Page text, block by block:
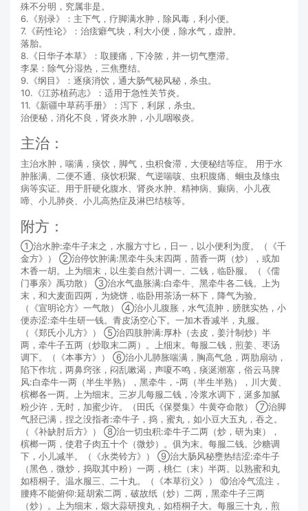
殊不分明，究属非是。
6.《别录》：主下气，疗脚满水肿，除风毒，利小便。
7.《药性论》：治痃癖气块，利大小便，除水气，虚肿。
落胎。
8.《日华子本草》：取腰痛，下冷脓，并一切气壅滞。
李杲：除气分湿热，三焦壅结。
9.《纲目》：逐痰消饮，通大肠气秘风秘，杀虫。
10.《江苏植药志》：适用于急性关节炎。
11.《新疆中草药手册》：泻下，利尿，杀虫。
治便秘，消化不良，肾炎水肿，小儿咽喉炎。
主治：
主治水肿，喘满，痰饮，脚气，虫积食滞，大便秘结等症。 用于水
肿胀满、二便不通、痰饮积聚、气逆喘咳、虫积腹痛、蛔虫及绦虫
病等实证。用于肝硬化腹水、肾炎水肿、精神病、癫病、小儿夜
啼、小儿肺炎、小儿高热症及淋巴结核等。
附方：
①治水肿:牵牛子末之，水服方寸匕，日一，以小便利为度。（《千
金方》） ②治停饮肿满:黑牵牛头末四两，茴香一两（炒），或加
木香一胡。上为细末，以生姜自然汁调一、二钱，临卧服。（《儒
门事亲》禹功散） ③治水气蛊胀满:白牵牛、黑牵牛各二钱。上为
末，和大麦面四两，为烧饼，临卧用茶汤一杯下，降气为验。
（《宣明论方》一气散） ④治小儿腹胀，水气流肿，膀胱实热，小
便赤涩:牵牛生研一钱。青皮汤空心下。一加木香减半，丸服。
（《郑氏小儿方》） ⑤治四肢肿满:厚朴（去皮，姜汁制炒）半
两，牵牛子五两（炒取末二两）。上细末。每服二钱，煎姜、枣汤
调下。（《本事方》） ⑥治小儿肺胀喘满，胸高气急，两肋扇动，
陷下作坑，两鼻窍张，闷乱嗽渴，声嗄不鸣，痰涎潮塞，俗云马脾
风:白牵牛一两（半生半熟），黑牵牛，-两（半生半熟），川大黄、
槟榔各一两。上为细末。三岁儿每服二钱，冷浆水调下，涎多加腻
粉少许，无时，加蜜少许。（田氏《保婴集》牛黄夺命散） ⑦治脚
气胫已满，捏之没指者:牵牛子，捣，蜜丸，如小豆大五丸，吞之。
（《补缺肘后方》） ⑧治一切虫积:牵牛子二两（炒，研为束），
槟榔一两，使君子肉五十个（微炒）。俱为末。每服二钱。沙糖调
下，小儿减半。（《永类铃方》） ⑨治大肠风秘壅热结涩:牵牛子
（黑色，微炒，捣取其中粉）一两，桃仁（末）半两。以熟蜜和丸
如梧桐子。温水服三、二十丸。（《本草衍义》） ⑩治冷气流注，
腰疼不能俯仰:延胡索二两，破故纸（炒）二两，黑牵牛子三两
（炒）。上为细末，煅大蒜研搜丸，如梧桐子大。每服三十丸，煎